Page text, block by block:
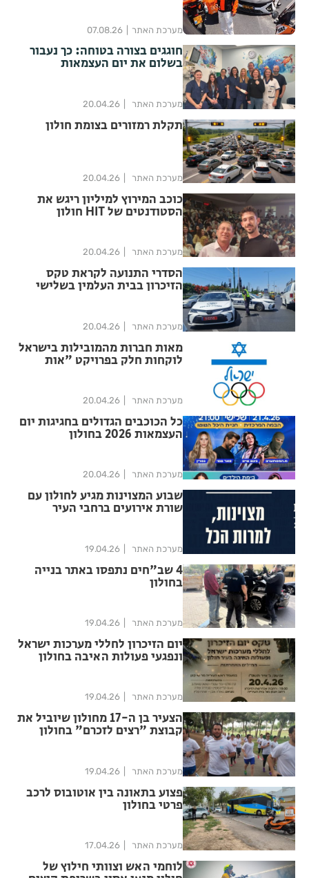
מערכת האתר 07.08.26
חוגגים בצורה בטוחה: כך נעבור
בשלום את יום העצמאות
מערכת האתר 20.04.26
תקלת רמזורים בצומת חולון
מערכת האתר 20.04.26
כוכב המירוץ למיליון ריגש את
הסטודנטים של HIT חולון
מערכת האתר 20.04.26
הסדרי התנועה לקראת טקס
הזיכרון בבית העלמין בשלישי
מערכת האתר 20.04.26
מאות חברות מהמובילות בישראל
לוקחות חלק בפרויקט "אות
מערכת האתר 20.04.26
כל הכוכבים הגדולים בחגיגות יום
העצמאות 2026 בחולון
מערכת האתר 20.04.26
שבוע המצוינות מגיע לחולון עם
שורת אירועים ברחבי העיר
מערכת האתר 19.04.26
4 שב"חים נתפסו באתר בנייה
בחולון
מערכת האתר 19.04.26
יום הזיכרון לחללי מערכות ישראל
ונפגעי פעולות האיבה בחולון
מערכת האתר 19.04.26
הצעיר בן ה-17 מחולון שיוביל את
קבוצת "רצים לזכרם" בחולון
מערכת האתר 19.04.26
פצוע בתאונה בין אוטובוס לרכב
פרטי בחולון
מערכת האתר 17.04.26
לוחמי האש וצוותי חילוץ של